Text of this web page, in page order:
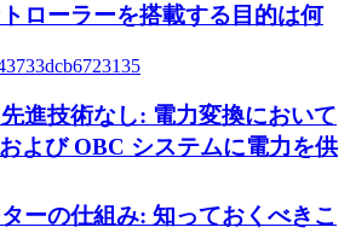
ローラーを搭載する目的は何
進技術なし: 電力変換において
よび OBC システムに電力を供
ーの仕組み: 知っておくべきこ